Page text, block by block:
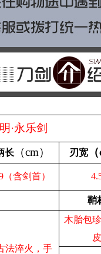
明·永乐剑
长（cm） 刃宽（
（含剑首）
鞘
法淬火，手
木胎包
皮